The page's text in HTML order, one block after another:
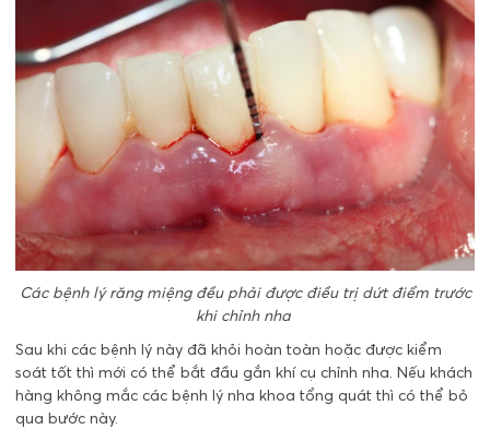
Các bệnh lý răng miệng đều phải được điều trị dứt điểm trước
khi chỉnh nha
Sau khi các bệnh lý này đã khỏi hoàn toàn hoặc được kiểm
soát tốt thì mới có thể bắt đầu gắn khí cụ chỉnh nha. Nếu khách
hàng không mắc các bệnh lý nha khoa tổng quát thì có thể bỏ
qua bước này.